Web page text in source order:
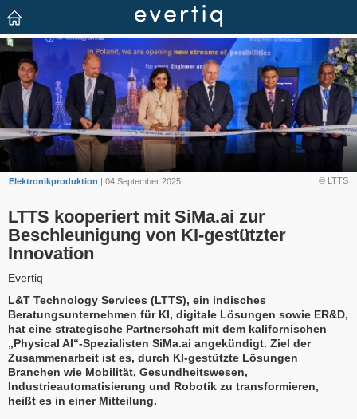
© LTTS
Elektronikproduktion | 04 September 2025
LTTS kooperiert mit SiMa.ai zur
Beschleunigung von KI-gestützter
Innovation
Evertiq
L&T Technology Services (LTTS), ein indisches
Beratungsunternehmen für KI, digitale Lösungen sowie ER&D,
hat eine strategische Partnerschaft mit dem kalifornischen
„Physical AI“-Spezialisten SiMa.ai angekündigt. Ziel der
Zusammenarbeit ist es, durch KI-gestützte Lösungen
Branchen wie Mobilität, Gesundheitswesen,
Industrieautomatisierung und Robotik zu transformieren,
heißt es in einer Mitteilung.